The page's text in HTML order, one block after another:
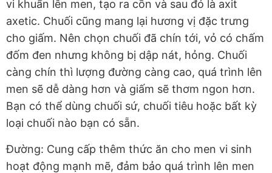
vi khuẩn lên men, tạo ra cồn và sau đó là axit
axetic. Chuối cũng mang lại hương vị đặc trưng
cho giấm. Nên chọn chuối đã chín tới, vỏ có chấm
đốm đen nhưng không bị dập nát, hỏng. Chuối
càng chín thì lượng đường càng cao, quá trình lên
men sẽ dễ dàng hơn và giấm sẽ thơm ngon hơn.
Bạn có thể dùng chuối sứ, chuối tiêu hoặc bất kỳ
loại chuối nào bạn có sẵn.
Đường: Cung cấp thêm thức ăn cho men vi sinh
hoạt động mạnh mẽ, đảm bảo quá trình lên men